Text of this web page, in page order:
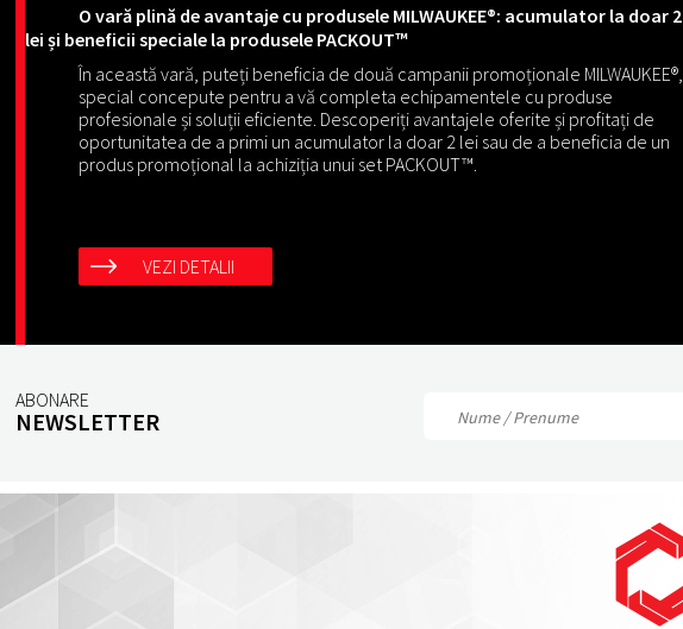
O vară plină de avantaje cu produsele MILWAUKEE®: acumulator la doar 2
lei și beneficii speciale la produsele PACKOUT™
În această vară, puteți beneficia de două campanii promoționale MILWAUKEE®,
special concepute pentru a vă completa echipamentele cu produse
profesionale și soluții eficiente. Descoperiți avantajele oferite și profitați de
oportunitatea de a primi un acumulator la doar 2 lei sau de a beneficia de un
produs promoțional la achiziția unui set PACKOUT™.
VEZI DETALII
ABONARE
NEWSLETTER